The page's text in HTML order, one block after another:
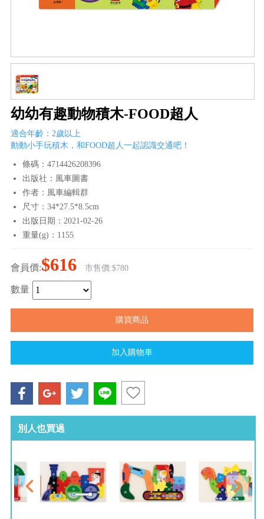
幼幼有趣動物積木-FOOD超人
適合年齡：2歲以上
動動小手玩積木，和FOOD超人一起認識交通吧！
條碼：4714426208396
出版社：風車圖書
作者：風車編輯群
尺寸：34*27.5*8.5cm
出版日期：2021-02-26
重量(g)：1155
會員價:$616 市售價:$780
數量
別人也買過